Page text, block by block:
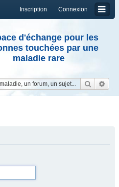
Connexion
Inscription
d'échange pour les
touchées par une
maladie rare